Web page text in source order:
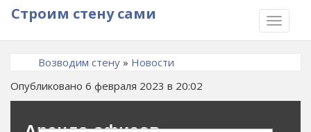
TOGGLE
Строим стену сами
Возводим стену » Новости
Опубликовано 6 февраля 2023 в 20:02